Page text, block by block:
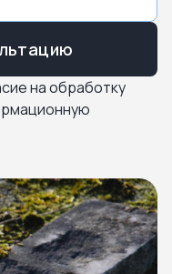
на обработку